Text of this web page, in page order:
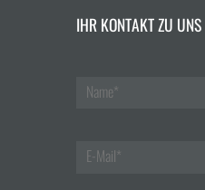
IHR KONTAKT ZU UNS